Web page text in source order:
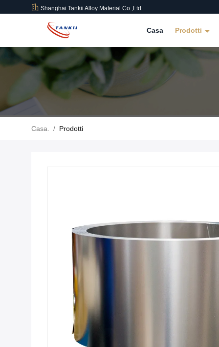
Shanghai Tankii Alloy Material Co.,Ltd
Casa Prodotti
Casa. / Prodotti